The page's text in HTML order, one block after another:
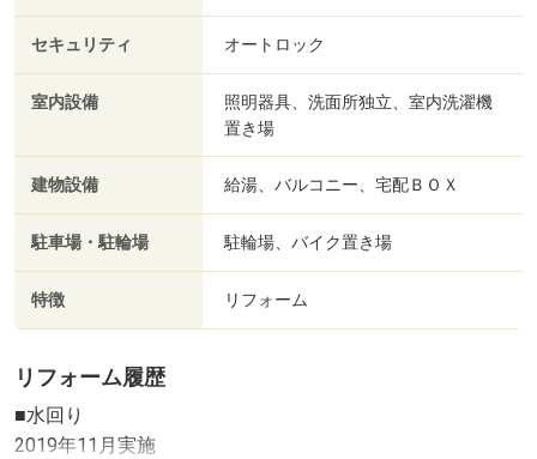
セキュリティ オートロック
室内設備
照明器具、洗面所独立、室内洗濯機
置き場
建物設備 給湯、バルコニー、宅配ＢＯＸ
駐車場・駐輪場 駐輪場、バイク置き場
特徴 リフォーム
リフォーム履歴
■水回り
2019年11月実施